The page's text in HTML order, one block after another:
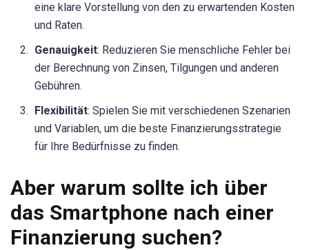
eine klare Vorstellung von den zu erwartenden Kosten
und Raten.
Genauigkeit: Reduzieren Sie menschliche Fehler bei
der Berechnung von Zinsen, Tilgungen und anderen
Gebühren.
Flexibilität: Spielen Sie mit verschiedenen Szenarien
und Variablen, um die beste Finanzierungsstrategie
für Ihre Bedürfnisse zu finden.
Aber warum sollte ich über
das Smartphone nach einer
Finanzierung suchen?